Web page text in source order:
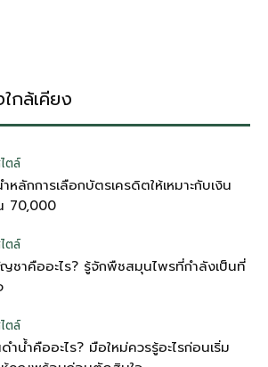
กล้เคียง
ตล์
หลักการเลือกบัตรเครดิตให้เหมาะกับเงิน
70,000
ตล์
ชาคืออะไร? รู้จักพืชสมุนไพรที่กำลังเป็นที่
ตล์
ำน้ำคืออะไร? มือใหม่ควรรู้อะไรก่อนเริ่ม